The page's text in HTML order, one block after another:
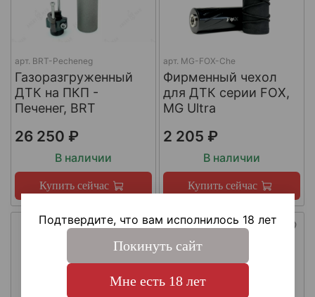
арт. BRT-Pecheneg
Газоразгруженный
ДТК на ПКП -
Печенег, BRT
26 250 ₽
В наличии
Купить сейчас
арт. MG-FOX-Che
Фирменный чехол
для ДТК серии FOX,
MG Ultra
2 205 ₽
В наличии
Купить сейчас
Подтвердите, что вам исполнилось 18 лет
Покинуть сайт
Мне есть 18 лет